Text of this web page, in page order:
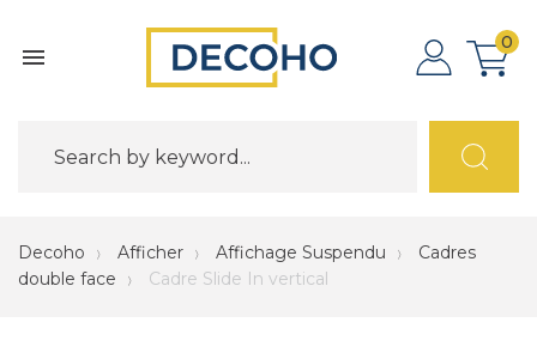

0
Decoho Afficher Affichage Suspendu
Cadres
double face
Cadre Slide In vertical